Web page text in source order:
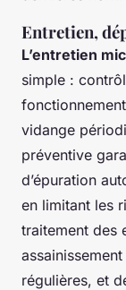
Entretien,
L’entretien
simple :
vidange
préventive
d’épuration
en limitant les
traitement des
régulières, et